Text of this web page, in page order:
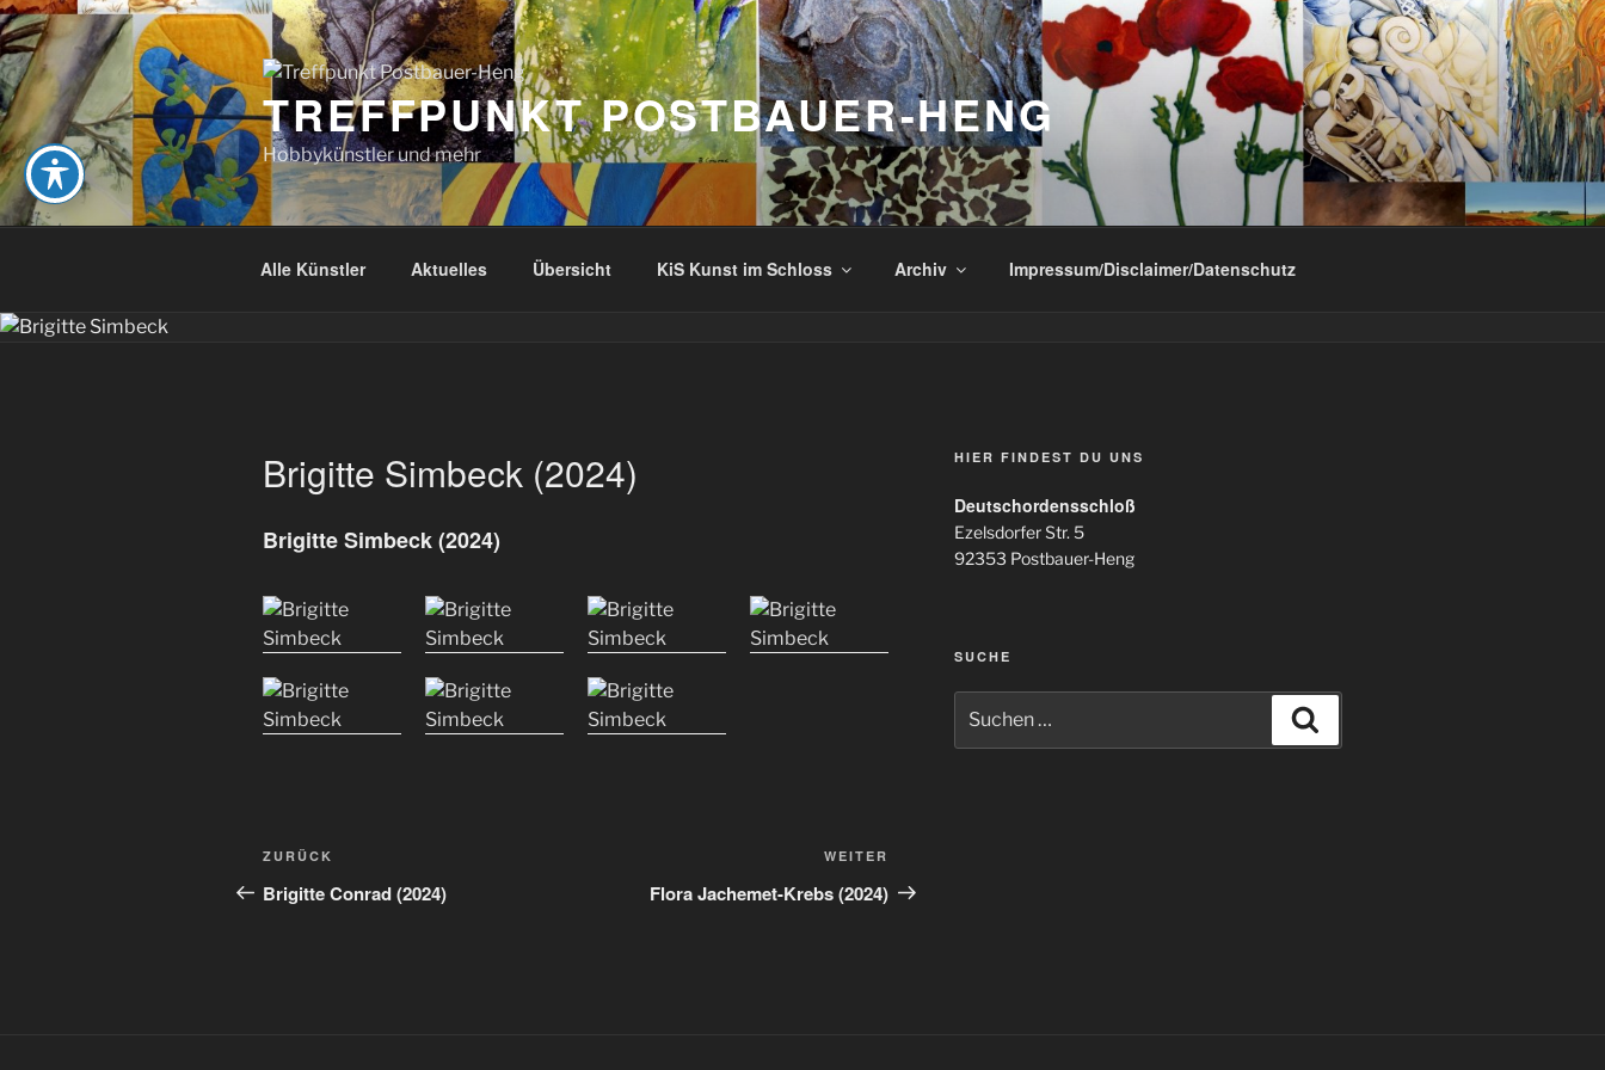
Zum
Inhalt
springen
TREFFPUNKT POSTBAUER-HENG
Hobbykünstler und mehr
Alle Künstler Aktuelles Übersicht KiS Kunst im Schloss Archiv Impressum/Disclaimer/Datenschutz
Brigitte Simbeck (2024)
Brigitte Simbeck (2024)
Beitragsnavigation
Vorheriger
Beitrag
ZURÜCK
Brigitte Conrad (2024)
Beitrag
WEITER
Flora Jachemet-Krebs (2024)
HIER FINDEST DU UNS
Deutschordensschloß
Ezelsdorfer Str. 5
92353 Postbauer-Heng
SUCHE
nach: